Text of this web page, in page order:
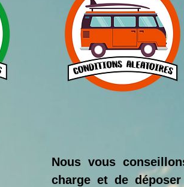
Nous vous
charge et de